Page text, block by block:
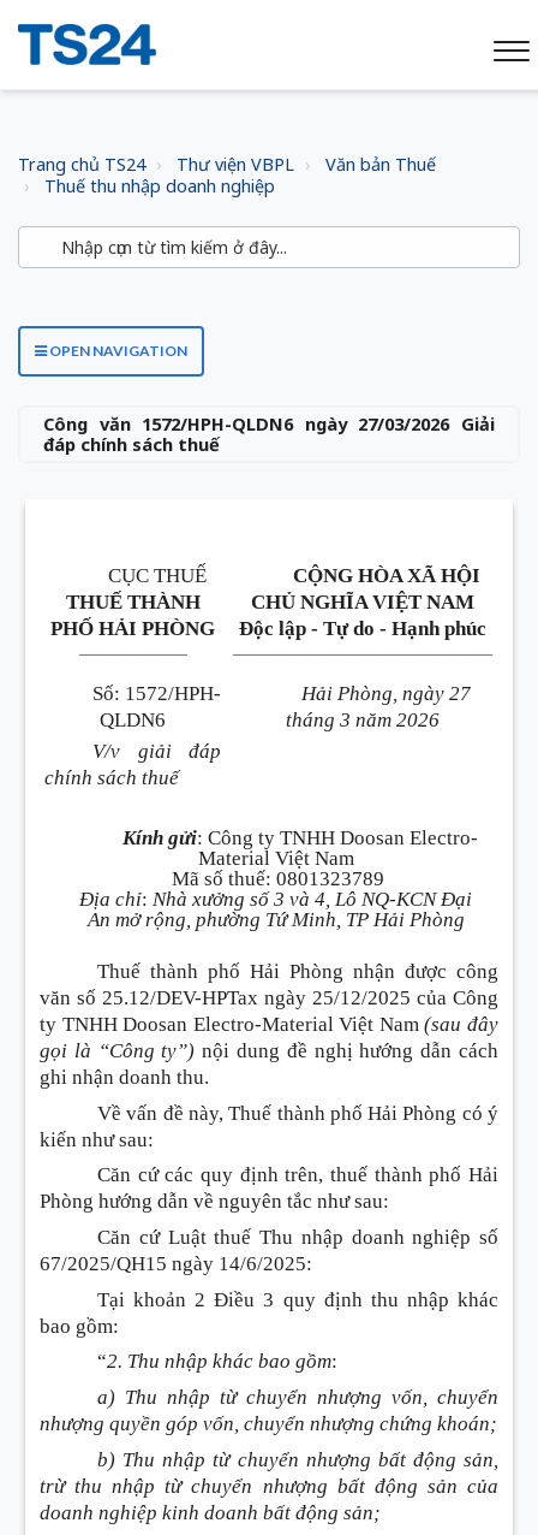
Trang chủ TS24 Thư viện VBPL
Văn bản Thuế
Thuế thu nhập doanh nghiệp
OPEN NAVIGATION
Công văn 1572/HPH-QLDN6 ngày 27/03/2026 Giải
đáp chính sách thuế
CỤC THUẾ
THUẾ THÀNH
PHỐ HẢI PHÒNG
CỘNG HÒA XÃ HỘI
CHỦ NGHĨA VIỆT NAM
Độc lập - Tự do - Hạnh phúc
Số: 1572/HPH-
QLDN6
V/v giải đáp
chính sách thuế
Hải Phòng, ngày 27
tháng 3 năm 2026
Kính gửi: Công ty TNHH Doosan Electro-
Material Việt Nam
Mã số thuế: 0801323789
Địa chỉ: Nhà xưởng số 3 và 4, Lô NQ-KCN Đại
An mở rộng, phường Tứ Minh, TP Hải Phòng
Thuế thành phố Hải Phòng nhận được công
văn số 25.12/DEV-HPTax ngày 25/12/2025 của Công
ty TNHH Doosan Electro-Material Việt Nam(sau đây
gọi là “Công ty”) nội dung đề nghị hướng dẫn cách
ghi nhận doanh thu.
Về vấn đề này, Thuế thành phố Hải Phòng có ý
kiến như sau:
Căn cứ các quy định trên, thuế thành phố Hải
Phòng hướng dẫn về nguyên tắc như sau:
Căn cứ Luật thuế Thu nhập doanh nghiệp số
67/2025/QH15 ngày 14/6/2025:
Tại khoản 2 Điều 3 quy định thu nhập khác
bao gồm:
“2. Thu nhập khác bao gồm:
a) Thu nhập từ chuyển nhượng vốn, chuyển
nhượng quyền góp vốn, chuyển nhượng chứng khoán;
b) Thu nhập từ chuyển nhượng bất động sản,
trừ thu nhập từ chuyển nhượng bất động sản của
doanh nghiệp kinh doanh bất động sản;